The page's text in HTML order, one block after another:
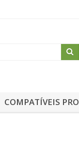
COMPATÍVEIS PRO